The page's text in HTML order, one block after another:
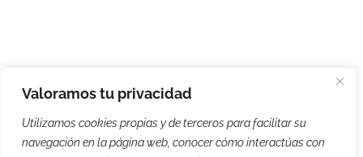
Valoramos tu privacidad
Utilizamos cookies propias y de terceros para facilitar su
navegación en la página web, conocer cómo interactúas con